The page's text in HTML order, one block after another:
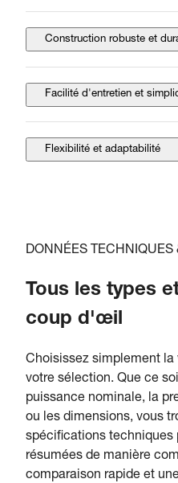
Construction robuste et
Facilité d'entretien et
Flexibilité et adaptabilité
DONNÉES TECHNIQUES
Tous les types
coup d'œil
Choisissez simplement la
votre sélection. Que ce
puissance nominale, la
ou les dimensions, vous
spécifications techniques
résumées de manière
comparaison rapide et